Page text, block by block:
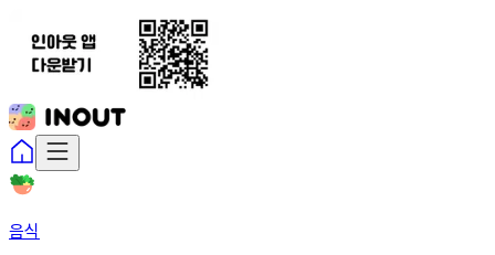
음식